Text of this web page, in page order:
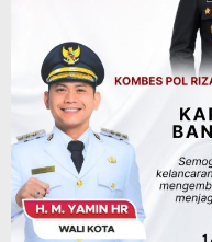
Advertorial Dinas Kehutanan
Api Sempat
Tahura Sultan
Dikendalikan
Agustus 8, 2026